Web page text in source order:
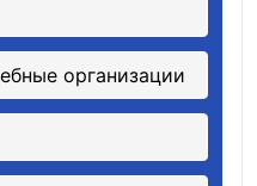
организации